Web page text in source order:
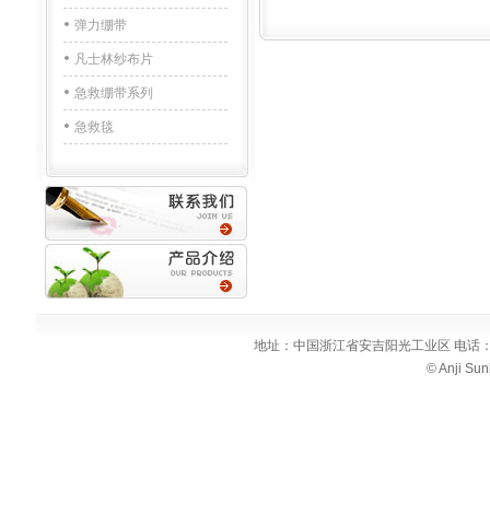
弹力绷带
凡士林纱布片
急救绷带系列
急救毯
地址：中国浙江省安吉阳光工业区 电
© Anji